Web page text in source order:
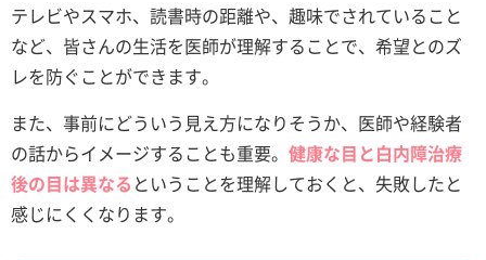
テレビやスマホ、読書時の距離や、趣味でされていること
など、皆さんの生活を医師が理解することで、希望とのズ
レを防ぐことができます。
また、事前にどういう見え方になりそうか、医師や経験者
の話からイメージすることも重要。 健康な目と白内障治療
後の目は異なる ということを理解しておくと、失敗したと
感じにくくなります。